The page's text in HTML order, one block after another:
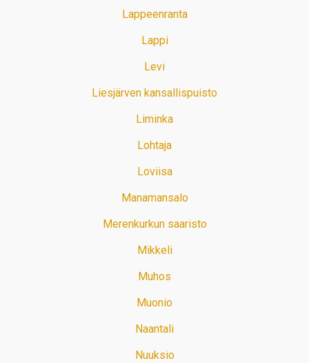
Lappeenranta
Lappi
Levi
Liesjärven kansallispuisto
Liminka
Lohtaja
Loviisa
Manamansalo
Merenkurkun saaristo
Mikkeli
Muhos
Muonio
Naantali
Nuuksio